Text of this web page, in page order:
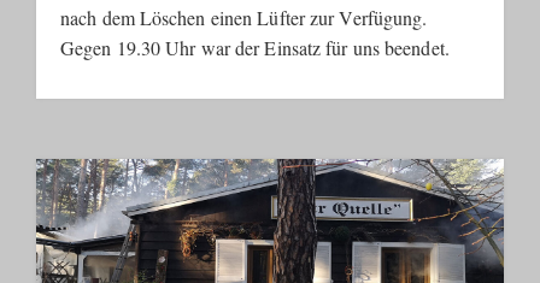
nach dem Löschen einen Lüfter zur Verfügung.
Gegen 19.30 Uhr war der Einsatz für uns beendet.